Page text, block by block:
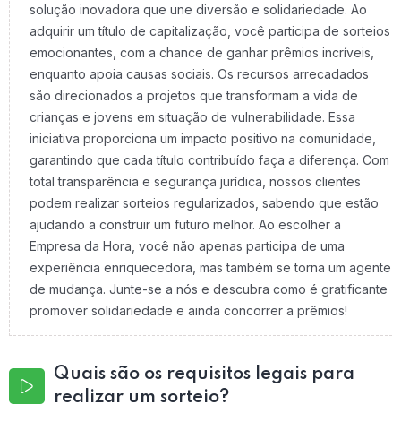
solução inovadora que une diversão e solidariedade. Ao
adquirir um título de capitalização, você participa de sorteios
emocionantes, com a chance de ganhar prêmios incríveis,
enquanto apoia causas sociais. Os recursos arrecadados
são direcionados a projetos que transformam a vida de
crianças e jovens em situação de vulnerabilidade. Essa
iniciativa proporciona um impacto positivo na comunidade,
garantindo que cada título contribuído faça a diferença. Com
total transparência e segurança jurídica, nossos clientes
podem realizar sorteios regularizados, sabendo que estão
ajudando a construir um futuro melhor. Ao escolher a
Empresa da Hora, você não apenas participa de uma
experiência enriquecedora, mas também se torna um agente
de mudança. Junte-se a nós e descubra como é gratificante
promover solidariedade e ainda concorrer a prêmios!
Quais são os requisitos legais para
realizar um sorteio?